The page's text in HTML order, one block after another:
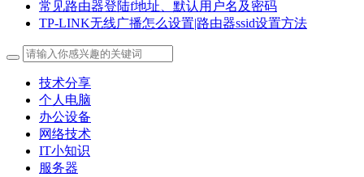
常见路由器登陆f地址、默认用户名及密码
TP-LINK无线广播怎么设置|路由器ssid设置方法
技术分享
个人电脑
办公设备
网络技术
IT小知识
服务器